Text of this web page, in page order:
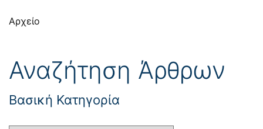
Αρχείο
Αναζήτηση Άρθρων
Βασική Κατηγορία